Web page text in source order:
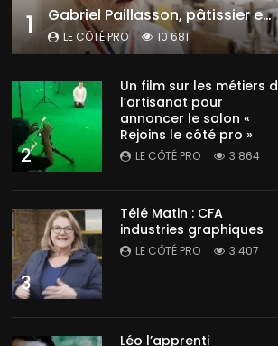
1 Gabriel Paillasson, pâtissier et glacier
LE CÔTÉ PRO 10 681
2
Un film sur les métiers
l’artisanat pour
annoncer le salon «
Rejoins le côté pro »
LE CÔTÉ PRO 3 864
3
Télé Matin : CFA
industries graphiques
LE CÔTÉ PRO 3 407
Léo l’apprenti